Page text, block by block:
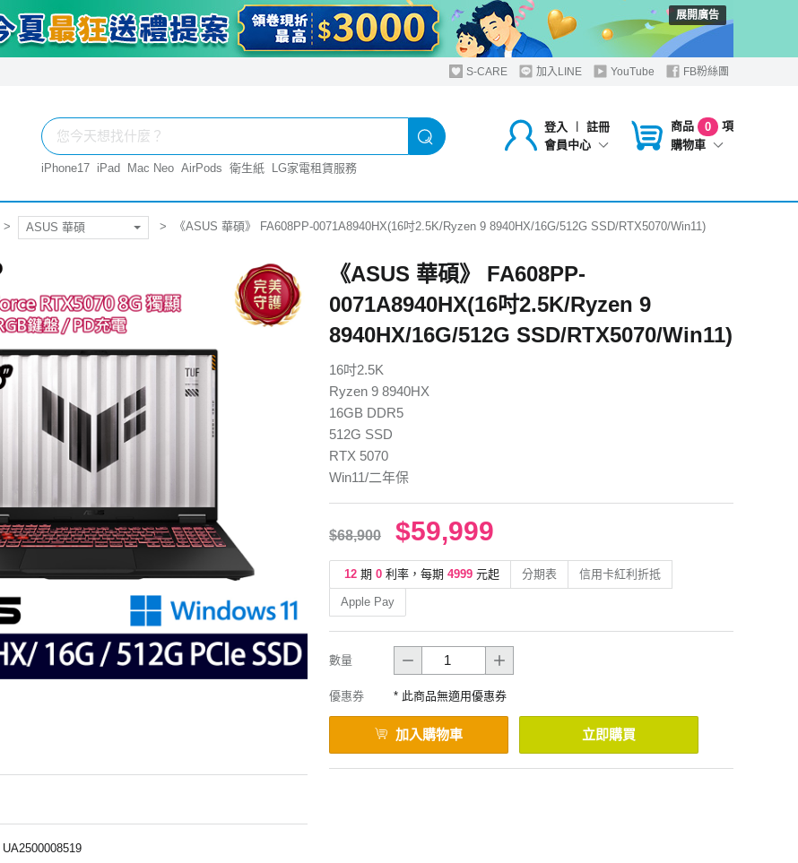
展開廣告
S-CARE 加入LINE YouTube FB粉絲團
登入 ︱
註冊
會員中心
商品 0
項
購物車
iPhone17 iPad Mac Neo AirPods 衛生紙 LG家電租賃服務
ASUS 華碩 《ASUS 華碩》 FA608PP-0071A8940HX(16吋2.5K/Ryzen 9 8940HX/16G/512G SSD/RTX5070/Win11)
UA2500008519
《ASUS 華碩》 FA608PP-
0071A8940HX(16吋2.5K/Ryzen 9
8940HX/16G/512G SSD/RTX5070/Win11)
16吋2.5K
Ryzen 9 8940HX
16GB DDR5
512G SSD
RTX 5070
Win11/二年保
$68,900 $59,999
12 期 0 利率，每期 4999 元起 分期表 信用卡紅利折抵
Apple Pay
數量
優惠券 * 此商品無適用優惠券
加入購物車 立即購買